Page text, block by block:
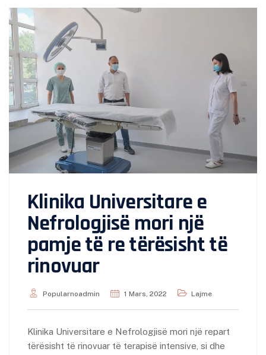
Klinika Universitare e
Nefrologjisë mori një
pamje të re tërësisht të
rinovuar
Popularnoadmin 1 Mars, 2022 Lajme
Klinika Universitare e Nefrologjisë mori një repart
tërësisht të rinovuar të terapisë intensive, si dhe